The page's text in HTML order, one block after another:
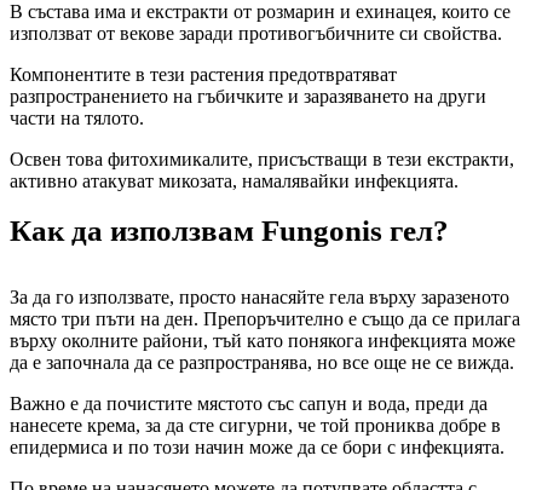
В състава има и екстракти от розмарин и ехинацея, които се
използват от векове заради противогъбичните си свойства.
Компонентите в тези растения предотвратяват
разпространението на гъбичките и заразяването на други
части на тялото.
Освен това фитохимикалите, присъстващи в тези екстракти,
активно атакуват микозата, намалявайки инфекцията.
Как да използвам Fungonis гел?
За да го използвате, просто нанасяйте гела върху заразеното
място три пъти на ден. Препоръчително е също да се прилага
върху околните райони, тъй като понякога инфекцията може
да е започнала да се разпространява, но все още не се вижда.
Важно е да почистите мястото със сапун и вода, преди да
нанесете крема, за да сте сигурни, че той прониква добре в
епидермиса и по този начин може да се бори с инфекцията.